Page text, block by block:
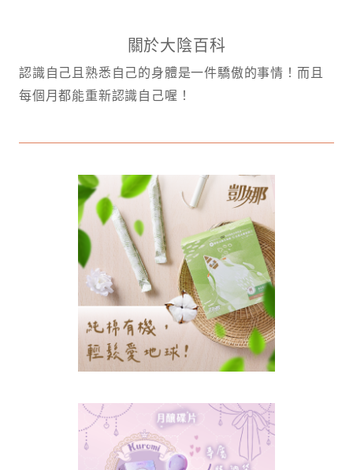
關於大陰百科
認識自己且熟悉自己的身體是一件驕傲的事情！而且
每個月都能重新認識自己喔！